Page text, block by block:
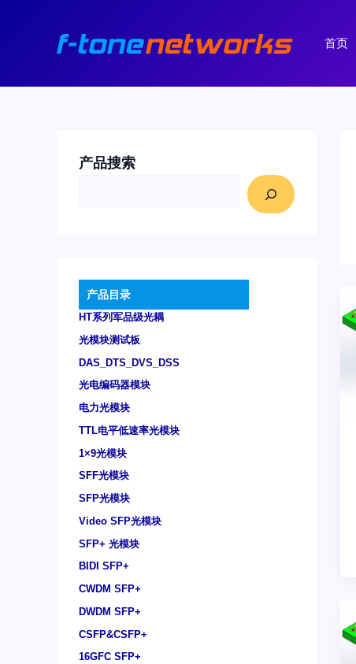
首页
产品搜索
产品目录
HT系列军品级光耦
光模块测试板
DAS_DTS_DVS_DSS
光电编码器模块
电力光模块
TTL电平低速率光模块
1×9光模块
SFF光模块
SFP光模块
Video SFP光模块
SFP+ 光模块
BIDI SFP+
CWDM SFP+
DWDM SFP+
CSFP&CSFP+
16GFC SFP+